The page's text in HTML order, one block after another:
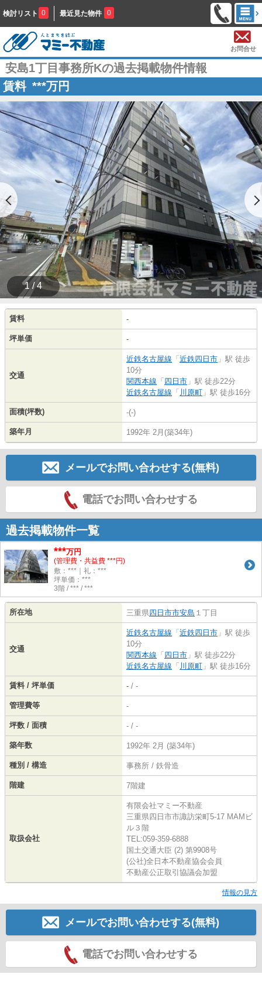
検討リスト 0 最近見た物件 0
お問合せ
安島1丁目事務所Kの過去掲載物件情報
賃料 ***万円
1 / 4
賃料 -
坪単価 -
交通
近鉄名古屋線 「 近鉄四日市 」駅 徒歩
10分
関西本線 「 四日市 」駅 徒歩22分
近鉄名古屋線 「 川原町 」駅 徒歩16分
面積(坪数) -(-)
築年月 1992年 2月(築34年)
メールでお問い合わせする(無料)
電話でお問い合わせする
過去掲載物件一覧
***万円
(管理費・共益費 ***円)
敷：***｜礼：***
坪単価：***
3階 / *** / ***
所在地 三重県四日市市安島 １丁目
交通
近鉄名古屋線 「 近鉄四日市 」駅 徒歩
10分
関西本線 「 四日市 」駅 徒歩22分
近鉄名古屋線 「 川原町 」駅 徒歩16分
賃料 / 坪単価 - / -
管理費等 -
坪数 / 面積 - / -
築年数 1992年 2月 (築34年)
種別 / 構造 事務所 / 鉄骨造
階建 7階建
取扱会社
有限会社マミー不動産
三重県四日市市諏訪栄町5-17 MAMビ
ル３階
TEL:059-359-6888
国土交通大臣 (2) 第9908号
(公社)全日本不動産協会会員
不動産公正取引協議会加盟
情報の見方
メールでお問い合わせする(無料)
電話でお問い合わせする